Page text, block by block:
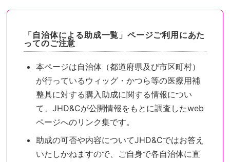
「自治体による助成一覧」ページご利用にあた
ってのご注意
本ページは自治体（都道府県及び市区町村）
が行っているウィッグ・かつら等の医療用補
整具に対する購入助成に関する情報につい
て、JHD&Cが公開情報をもとに調査したweb
ページへのリンク集です。
助成の可否や内容についてJHD&Cではお答え
いたしかねますので、ご自身で各自治体に直